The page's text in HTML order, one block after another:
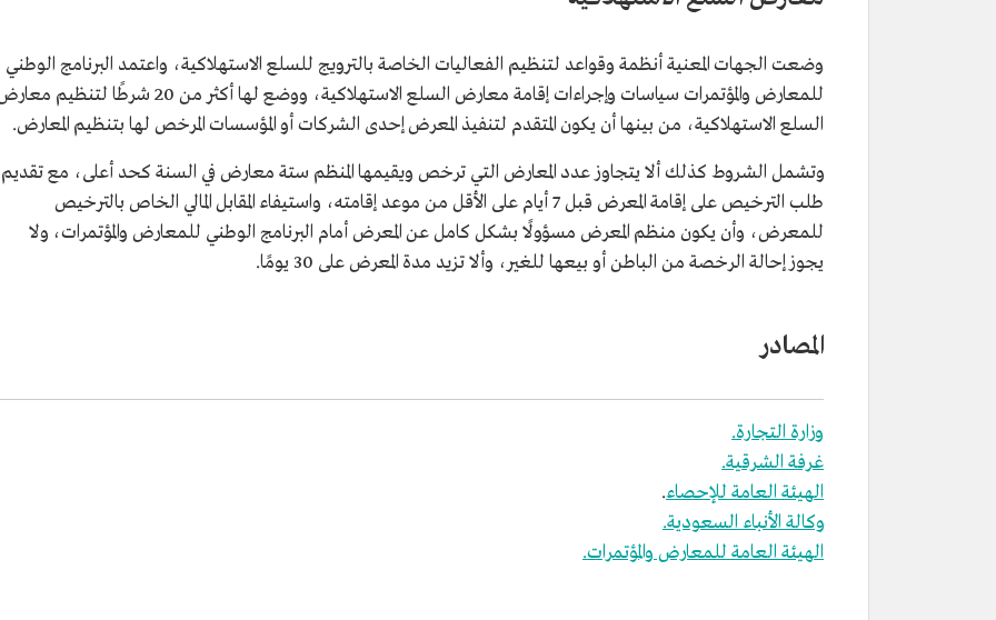
وضعت الجهات المعنية أنظمة وقواعد لتنظيم الفعاليات الخاصة بالترويج للسلع الاستهلاكية، واعتمد البرنامج الوطني
للمعارض والمؤتمرات سياسات وإجراءات إقامة معارض السلع الاستهلاكية، ووضع لها أكثر من 20 شرطًا لتنظيم
السلع الاستهلاكية، من بينها أن يكون المتقدم لتنفيذ المعرض إحدى الشركات أو المؤسسات المرخص لها بتنظيم المعارض.
وتشمل الشروط كذلك ألا يتجاوز عدد المعارض التي ترخص ويقيمها المنظم ستة معارض في السنة كحد أعلى، مع تقديم
طلب الترخيص على إقامة المعرض قبل 7 أيام على الأقل من موعد إقامته، واستيفاء المقابل المالي الخاص بالترخيص
للمعرض، وأن يكون منظم المعرض مسؤولًا بشكل كامل عن المعرض أمام البرنامج الوطني للمعارض والمؤتمرات، ولا
يجوز إحالة الرخصة من الباطن أو بيعها للغير، وألا تزيد مدة المعرض على 30 يومًا.
المصادر
وزارة التجارة.
غرفة الشرقية.
الهيئة العامة للإحصاء.
وكالة الأنباء السعودية.
الهيئة العامة للمعارض والمؤتمرات.